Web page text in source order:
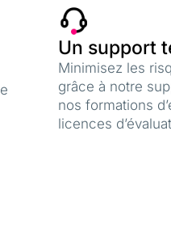
Un support
Minimisez les
grâce à notre
nos formations
licences